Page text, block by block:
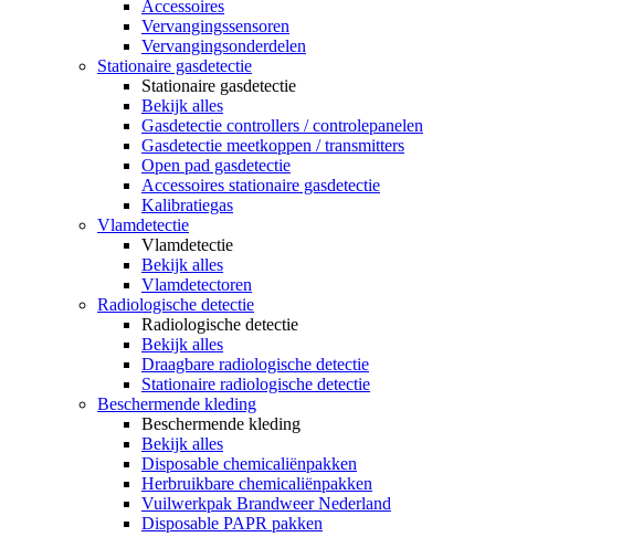
Accessoires
Vervangingssensoren
Vervangingsonderdelen
Stationaire gasdetectie
Stationaire gasdetectie
Bekijk alles
Gasdetectie controllers / controlepanelen
Gasdetectie meetkoppen / transmitters
Open pad gasdetectie
Accessoires stationaire gasdetectie
Kalibratiegas
Vlamdetectie
Vlamdetectie
Bekijk alles
Vlamdetectoren
Radiologische detectie
Radiologische detectie
Bekijk alles
Draagbare radiologische detectie
Stationaire radiologische detectie
Beschermende kleding
Beschermende kleding
Bekijk alles
Disposable chemicaliënpakken
Herbruikbare chemicaliënpakken
Vuilwerkpak Brandweer Nederland
Disposable PAPR pakken